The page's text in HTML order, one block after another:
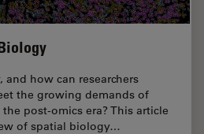
how can researchers
the growing demands of
post-omics era? This article
of spatial biology…